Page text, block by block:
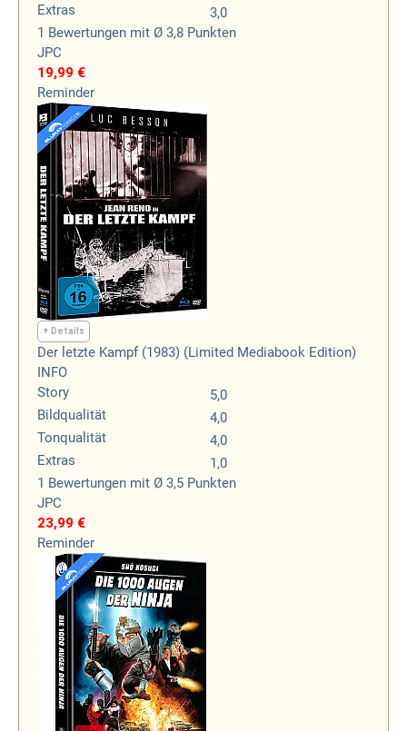
Extras
3,0
1 Bewertungen mit Ø 3,8 Punkten
JPC
19,99 €
Reminder
+ Details
Der letzte Kampf (1983) (Limited Mediabook Edition)
INFO
Story
5,0
Bildqualität
4,0
Tonqualität
4,0
Extras
1,0
1 Bewertungen mit Ø 3,5 Punkten
JPC
23,99 €
Reminder